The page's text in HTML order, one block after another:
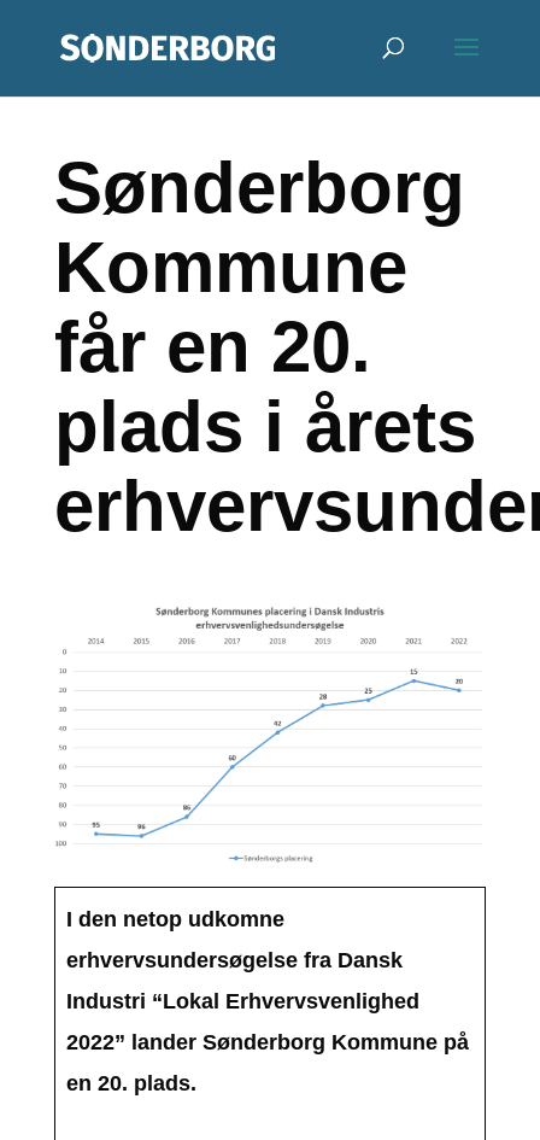
Sønderborg
Kommune
får en 20.
plads i årets
I den netop udkomne
erhvervsundersøgelse fra Dansk
Industri “Lokal Erhvervsvenlighed
2022” lander Sønderborg Kommune på
en 20. plads.